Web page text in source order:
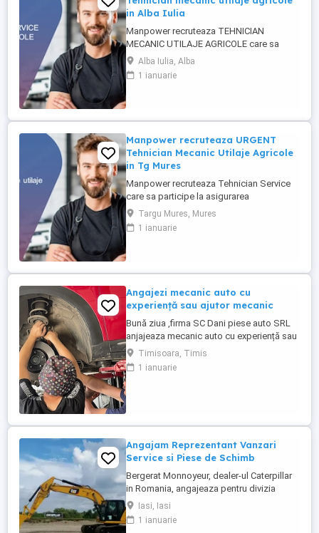
in Alba Iulia
Manpower recruteaza TEHNICIAN
MECANIC UTILAJE AGRICOLE care sa
participe la asigurarea mentenantei,
diagnosticarii si repararii utilajelor agricole
(ex: tractoare, combine), astfel incat
principale: - Efectueaza diagnoza tehnica
Alba Iulia, Alba
1 ianuarie
Manpower recruteaza URGENT
Tehnician Mecanic Utilaje Agricole
in Tg Mures
Manpower recruteaza Tehnician Service
care sa participe la asigurarea
mentenantei, diagnosticarii si repararii
utilajelor agricole (ex: tractoare, combine),
astfel incat acestea sa functioneze la
(mecanica, electrica, ...
Targu Mures, Mures
1 ianuarie
Angajezi mecanic auto cu
experiență sau ajutor mecanic
Bună ziua ,firma SC Dani piese auto SRL
anjajeaza mecanic auto cu experiență sau
ajutor mecanic punctul de lucru situat pe
calea sagului 157
Timisoara, Timis
1 ianuarie
Angajam Reprezentant Vanzari
Service si Piese de Schimb
Bergerat Monnoyeur, dealer-ul Caterpillar
in Romania, angajeaza pentru divizia
Eneria (motoare si generatoare) -
Reprezentant Vanzari Service pentru zona
Moldova. Studii superioare finalizate în
Iasi, Iasi
1 ianuarie